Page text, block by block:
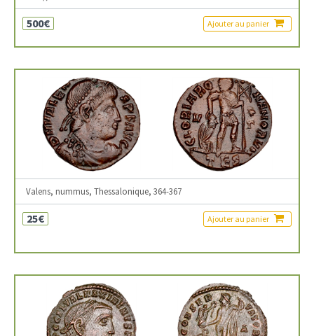
500€ Ajouter au panier
Valens, nummus, Thessalonique, 364-367
25€ Ajouter au panier